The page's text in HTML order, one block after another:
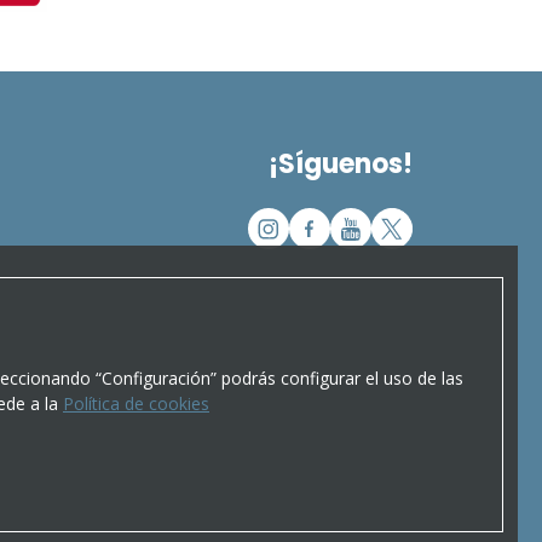
¡Síguenos!
“Configuración” podrás configurar el uso de las
a la Política de cookies